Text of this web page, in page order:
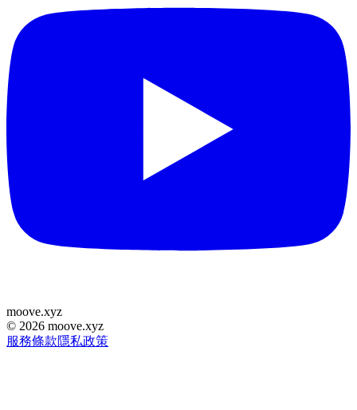
moove.xyz
© 2026 moove.xyz
服務條款隱私政策